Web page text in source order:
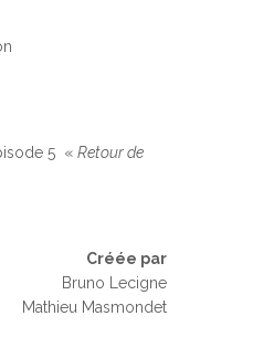
5 « Retour de
Créée par
Bruno Lecigne
Mathieu Masmondet